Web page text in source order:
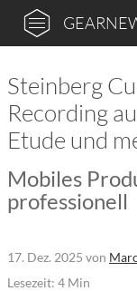
Steinberg
Recording
Etude und
Mobiles
professionell
17. Dez. 2025 von
Lesezeit: 4 Min